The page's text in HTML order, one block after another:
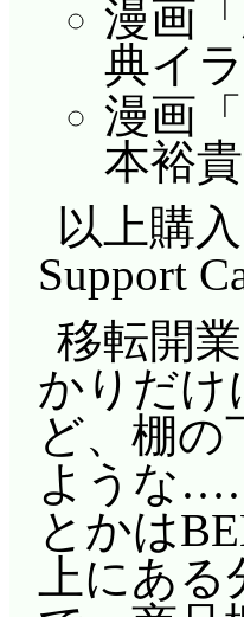
漫画
典イ
漫画
本裕
以上購
Support
移転開
かりだけ
ど、棚
ような
とかは
上にあ